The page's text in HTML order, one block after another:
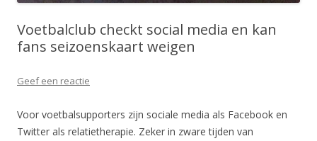
Voetbalclub checkt social media en kan
fans seizoenskaart weigen
Geef een reactie
Voor voetbalsupporters zijn sociale media als Facebook en
Twitter als relatietherapie. Zeker in zware tijden van